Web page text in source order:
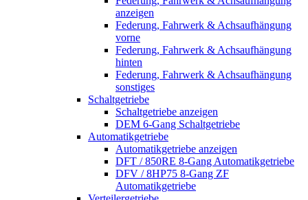
anzeigen
Federung, Fahrwerk & Achsaufhängung
vorne
Federung, Fahrwerk & Achsaufhängung
hinten
Federung, Fahrwerk & Achsaufhängung
sonstiges
Schaltgetriebe
Schaltgetriebe anzeigen
DEM 6-Gang Schaltgetriebe
Automatikgetriebe
Automatikgetriebe anzeigen
DFT / 850RE 8-Gang Automatikgetriebe
DFV / 8HP75 8-Gang ZF
Automatikgetriebe